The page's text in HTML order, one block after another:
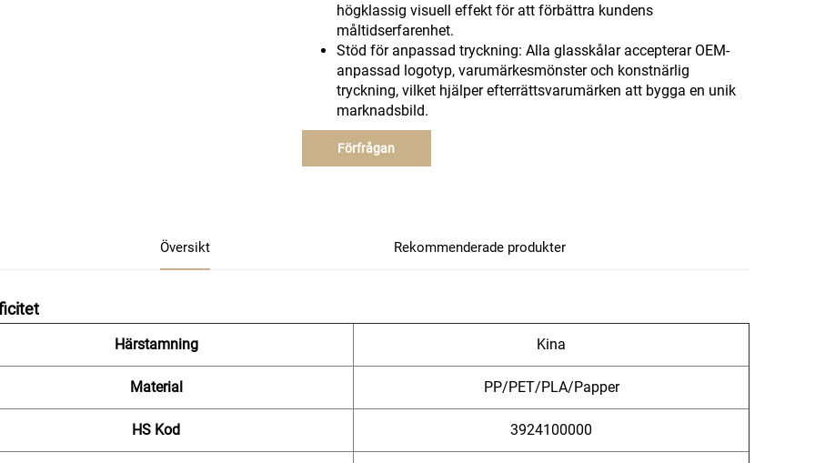
högklassig visuell effekt för att förbättra kundens
måltidserfarenhet.
Stöd för anpassad tryckning: Alla glasskålar accepterar OEM-
anpassad logotyp, varumärkesmönster och konstnärlig
tryckning, vilket hjälper efterrättsvarumärken att bygga en unik
marknadsbild.
Förfrågan
Översikt Rekommenderade produkter
Härstamning Kina
Material PP/PET/PLA/Papper
HS Kod ‌3924100000‌